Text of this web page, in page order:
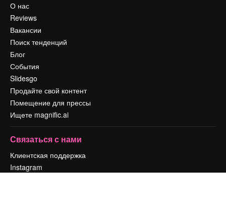
О нас
Reviews
Вакансии
Поиск тенденций
Блог
События
Slidesgo
Продайте свой контент
Помещение для прессы
Ищете magnific.ai
Связаться с нами
Клиентская поддержка
Instagram